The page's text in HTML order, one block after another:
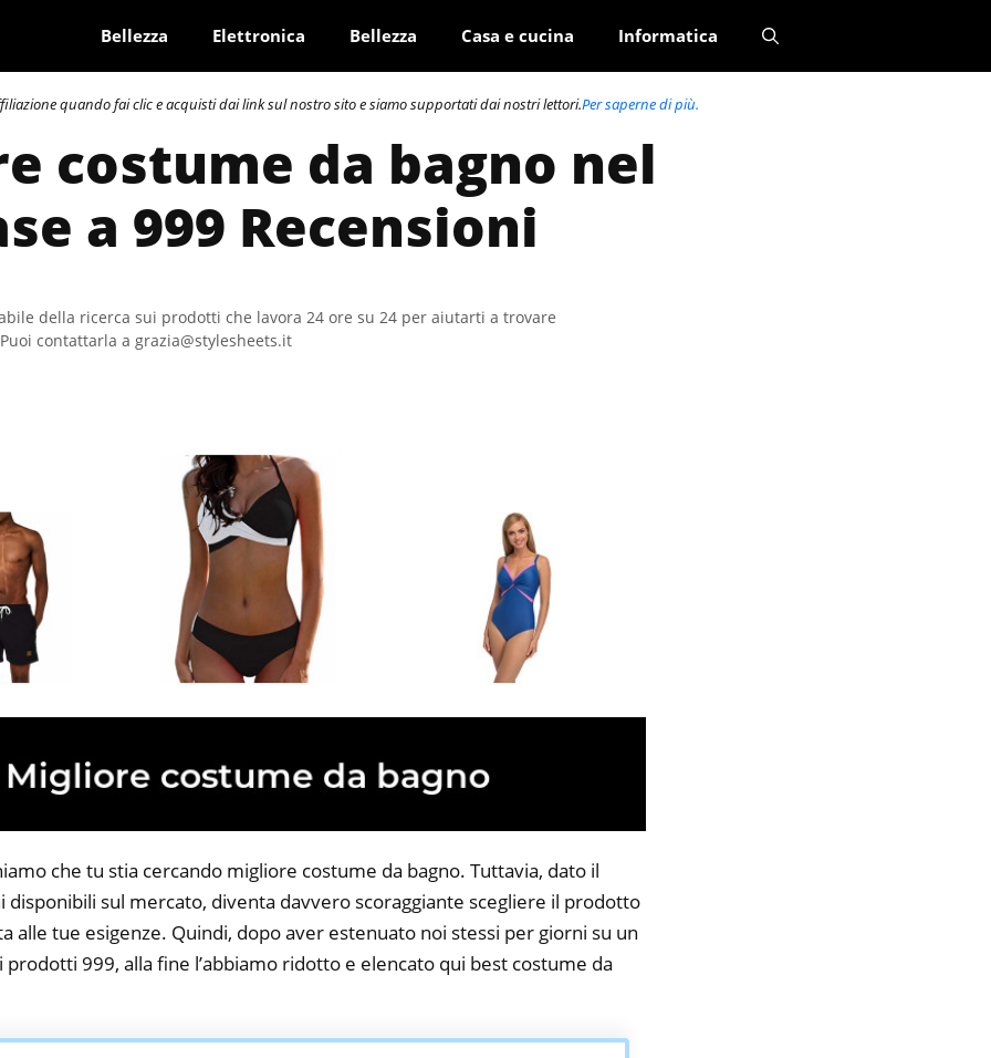
Bellezza Elettronica Bellezza Casa e cucina Informatica
quando fai clic e acquisti dai link sul nostro sito e siamo supportati dai nostri lettori.Per saperne di più.
costume da bagno nel
a 999 Recensioni
della ricerca sui prodotti che lavora 24 ore su 24 per aiutarti a trovare
contattarla a grazia@stylesheets.it
che tu stia cercando migliore costume da bagno. Tuttavia, dato il
disponibili sul mercato, diventa davvero scoraggiante scegliere il prodotto
alle tue esigenze. Quindi, dopo aver estenuato noi stessi per giorni su un
999, alla fine l’abbiamo ridotto e elencato qui best costume da